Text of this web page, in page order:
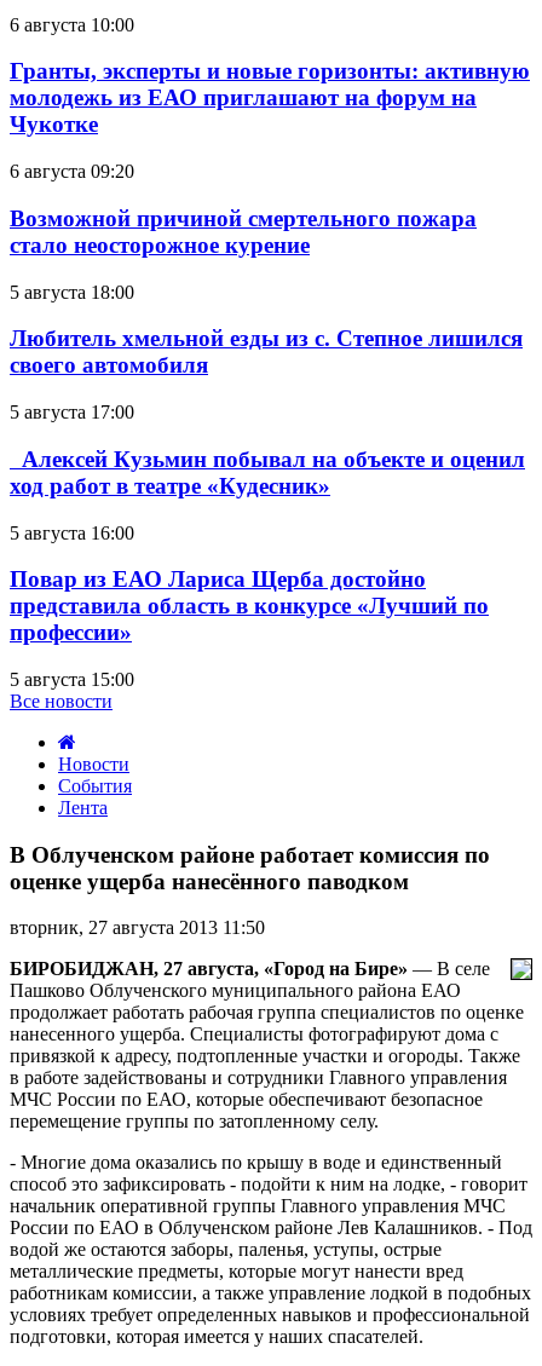
6 августа 10:00
Гранты, эксперты и новые горизонты: активную
молодежь из ЕАО приглашают на форум на
Чукотке
6 августа 09:20
Возможной причиной смертельного пожара
стало неосторожное курение
5 августа 18:00
Любитель хмельной езды из с. Степное лишился
своего автомобиля
5 августа 17:00
Алексей Кузьмин побывал на объекте и оценил
ход работ в театре «Кудесник»
5 августа 16:00
Повар из ЕАО Лариса Щерба достойно
представила область в конкурсе «Лучший по
профессии»
5 августа 15:00
Все новости
Новости
События
Лента
Облученском
районе
работает
по
оценке
ущерба
нанесённого
паводком
В Облученском районе работает комиссия по
оценке ущерба нанесённого паводком
вторник, 27 августа 2013 11:50
БИРОБИДЖАН, 27 августа, «Город на Бире» — В селе
Пашково Облученского муниципального района ЕАО
продолжает работать рабочая группа специалистов по оценке
нанесенного ущерба. Специалисты фотографируют дома с
привязкой к адресу, подтопленные участки и огороды. Также
в работе задействованы и сотрудники Главного управления
МЧС России по ЕАО, которые обеспечивают безопасное
перемещение группы по затопленному селу.
- Многие дома оказались по крышу в воде и единственный
способ это зафиксировать - подойти к ним на лодке, - говорит
начальник оперативной группы Главного управления МЧС
России по ЕАО в Облученском районе Лев Калашников. - Под
водой же остаются заборы, паленья, уступы, острые
металлические предметы, которые могут нанести вред
работникам комиссии, а также управление лодкой в подобных
условиях требует определенных навыков и профессиональной
подготовки, которая имеется у наших спасателей.